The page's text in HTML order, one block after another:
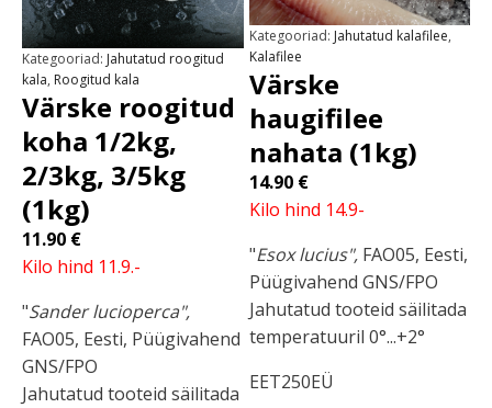
Kategooriad: Jahutatud roogitud
kala, Roogitud kala
Värske roogitud
koha 1/2kg,
2/3kg, 3/5kg
(1kg)
11.90 €
Kilo hind 11.9.-
"Sander lucioperca",
FAO05, Eesti, Püügivahend
GNS/FPO
Jahutatud tooteid säilitada
Kategooriad: Jahutatud kalafilee,
Kalafilee
Värske
haugifilee
nahata (1kg)
14.90 €
Kilo hind 14.9-
"Esox lucius", FAO05, Eesti,
Püügivahend GNS/FPO
Jahutatud tooteid säilitada
temperatuuril 0°...+2°
EET250EÜ